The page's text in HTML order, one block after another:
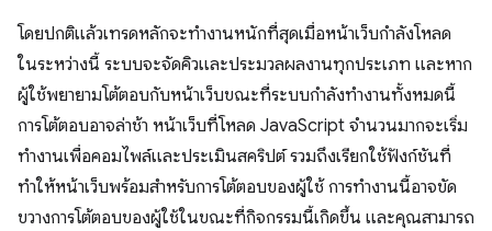
โดยปกติแล้วเทรดหลักจะทำงานหนักที่สุดเมื่อหน้าเว็บกำลังโหลด
ในระหว่างนี้ ระบบจะจัดคิวและประมวลผลงานทุกประเภท และหาก
ผู้ใช้พยายามโต้ตอบกับหน้าเว็บขณะที่ระบบกำลังทำงานทั้งหมดนี้
การโต้ตอบอาจล่าช้า หน้าเว็บที่โหลด JavaScript จำนวนมากจะเริ่ม
ทำงานเพื่อคอมไพล์และประเมินสคริปต์ รวมถึงเรียกใช้ฟังก์ชันที่
ทำให้หน้าเว็บพร้อมสำหรับการโต้ตอบของผู้ใช้ การทำงานนี้อาจขัด
ขวางการโต้ตอบของผู้ใช้ในขณะที่กิจกรรมนี้เกิดขึ้น และคุณสามารถ